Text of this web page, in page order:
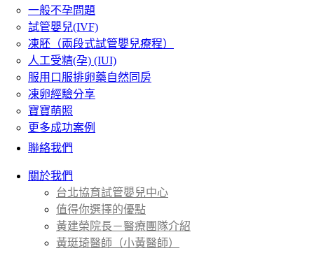
一般不孕問題
試管嬰兒(IVF)
凍胚（兩段式試管嬰兒療程）
人工受精(孕) (IUI)
服用口服排卵藥自然同房
凍卵經驗分享
寶寶萌照
更多成功案例
聯絡我們
關於我們
台北協育試管嬰兒中心
值得你選擇的優點
黃建榮院長－醫療團隊介紹
黃珽琦醫師（小黃醫師）